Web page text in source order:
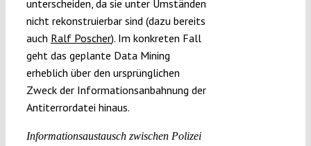
unterscheiden, da sie unter Umständen
nicht rekonstruierbar sind (dazu bereits
auch Ralf Poscher). Im konkreten Fall
geht das geplante Data Mining
erheblich über den ursprünglichen
Zweck der Informationsanbahnung der
Antiterrordatei hinaus.
Informationsaustausch zwischen Polizei